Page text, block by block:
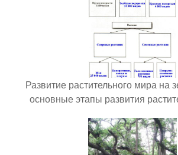
Развитие растительного мира на
основные этапы развития